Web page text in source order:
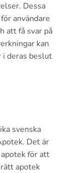
Dessa
användare
att få svar på
kan
i deras beslut
svenska
Det är
för att
apotek